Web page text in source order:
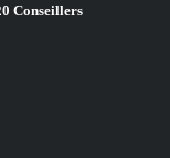
Conseillers